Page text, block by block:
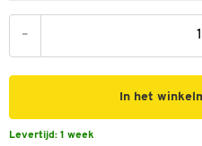
-
In het
Levertijd: 1 week